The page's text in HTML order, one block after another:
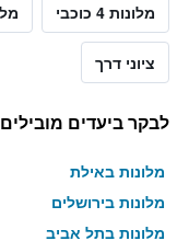
מלונות 4 כוכבי
ציוני דרך
לבקר ביעדים מובילים
מלונות באילת
מלונות בירושלים
מלונות בתל אביב